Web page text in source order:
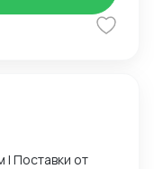
| Поставки от